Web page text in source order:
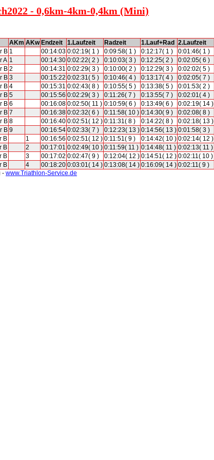
- 0,6km-4km-0,4km (Mini)
AKm AKw Endzeit 1.Laufzeit Radzeit 1.Lauf+Rad 2.Laufzeit
B 1 00:14:03 0:02:19( 1 ) 0:09:58( 1 ) 0:12:17( 1 ) 0:01:46( 1 )
A 1 00:14:30 0:02:22( 2 ) 0:10:03( 3 ) 0:12:25( 2 ) 0:02:05( 6 )
B 2 00:14:31 0:02:29( 3 ) 0:10:00( 2 ) 0:12:29( 3 ) 0:02:02( 5 )
B 3 00:15:22 0:02:31( 5 ) 0:10:46( 4 ) 0:13:17( 4 ) 0:02:05( 7 )
B 4 00:15:31 0:02:43( 8 ) 0:10:55( 5 ) 0:13:38( 5 ) 0:01:53( 2 )
B 5 00:15:56 0:02:29( 3 ) 0:11:26( 7 ) 0:13:55( 7 ) 0:02:01( 4 )
B 6 00:16:08 0:02:50( 11 ) 0:10:59( 6 ) 0:13:49( 6 ) 0:02:19( 14 )
B 7 00:16:38 0:02:32( 6 ) 0:11:58( 10 ) 0:14:30( 9 ) 0:02:08( 8 )
B 8 00:16:40 0:02:51( 12 ) 0:11:31( 8 ) 0:14:22( 8 ) 0:02:18( 13 )
B 9 00:16:54 0:02:33( 7 ) 0:12:23( 13 ) 0:14:56( 13 ) 0:01:58( 3 )
B 1 00:16:56 0:02:51( 12 ) 0:11:51( 9 ) 0:14:42( 10 ) 0:02:14( 12 )
B 2 00:17:01 0:02:49( 10 ) 0:11:59( 11 ) 0:14:48( 11 ) 0:02:13( 11 )
B 3 00:17:02 0:02:47( 9 ) 0:12:04( 12 ) 0:14:51( 12 ) 0:02:11( 10 )
B 4 00:18:20 0:03:01( 14 ) 0:13:08( 14 ) 0:16:09( 14 ) 0:02:11( 9 )
- www.Triathlon-Service.de